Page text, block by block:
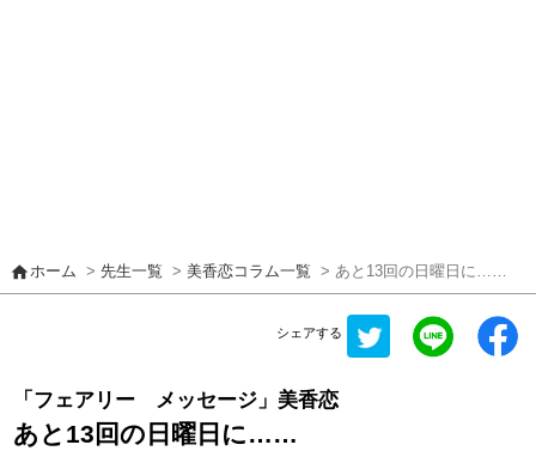
homeホーム >先生一覧 >美香恋コラム一覧 > あと13回の日曜日に……
シェアする
「フェアリー メッセージ」美香恋
あと13回の日曜日に……